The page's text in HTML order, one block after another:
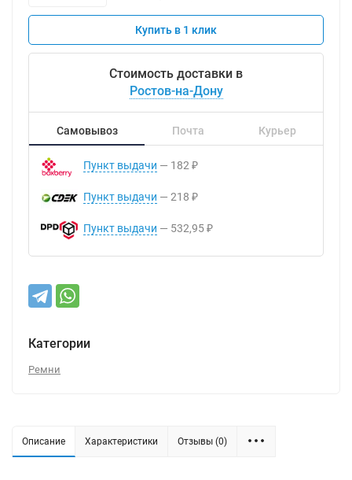
Купить в 1 клик
Стоимость доставки в
Ростов-на-Дону
Самовывоз Почта Курьер
Пункт выдачи 182 ₽
Пункт выдачи 218 ₽
Пункт выдачи 532,95 ₽
Категории
Ремни
Описание Характеристики Отзывы (0)